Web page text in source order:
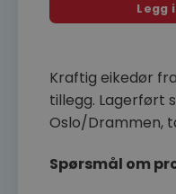
Legg
Kraftig eikedør
tillegg. Lagerført
Oslo/Drammen,
Spørsmål om